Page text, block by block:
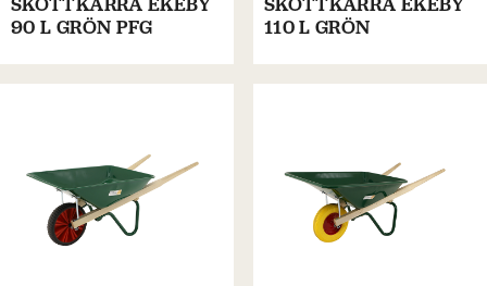
90 L GRÖN PFG
110 L GRÖN